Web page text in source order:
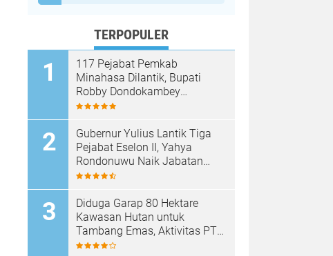
TERPOPULER
117 Pejabat Pemkab
Minahasa Dilantik, Bupati
Robby Dondokambey
Tekankan Integritas dan
Gubernur Yulius Lantik Tiga
Pejabat Eselon II, Yahya
Rondonuwu Naik Jabatan
Pimpin Dinas Pendidikan
Diduga Garap 80 Hektare
Kawasan Hutan untuk
Tambang Emas, Aktivitas PT
Sinar Mobagu Group Diselidiki